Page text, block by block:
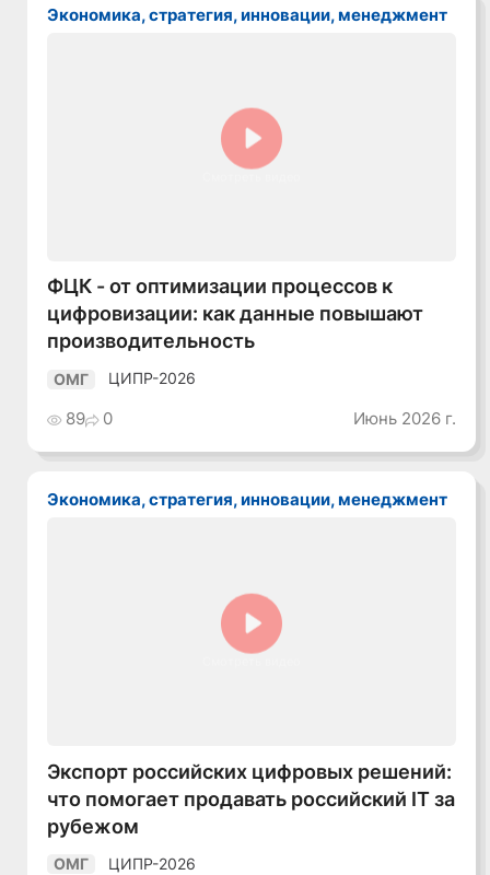
Экономика, стратегия, инновации, менеджмент
ФЦК - от оптимизации процессов к
цифровизации: как данные повышают
производительность
ОМГ ЦИПР-2026
89 0 Июнь 2026 г.
Экономика, стратегия, инновации, менеджмент
Экспорт российских цифровых решений:
что помогает продавать российский IT за
рубежом
ОМГ ЦИПР-2026